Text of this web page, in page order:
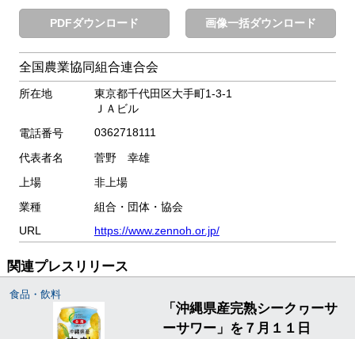
PDFダウンロード 画像一括ダウンロード
全国農業協同組合連合会
所在地
東京都千代田区大手町1-3-1
ＪＡビル
電話番号
0362718111
代表者名
菅野 幸雄
上場
非上場
業種
組合・団体・協会
URL
https://www.zennoh.or.jp/
関連プレスリリース
食品・飲料
「沖縄県産完熟シークヮーサ
ーサワー」を７月１１日